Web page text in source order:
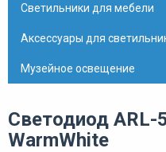
Светильники для мебели
Аксессуары для
Музейное освещение
Светодиод ARL-
WarmWhite